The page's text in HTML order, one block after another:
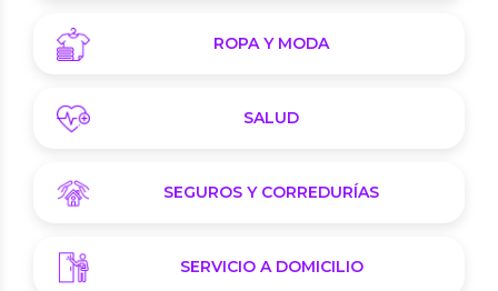
ROPA Y MODA
SALUD
SEGUROS Y CORREDURÍAS
SERVICIO A DOMICILIO